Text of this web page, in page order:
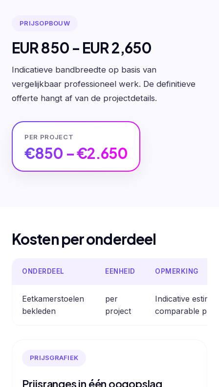
PRIJSOPBOUW
EUR 850 - EUR 2,650
Indicatieve bandbreedte op basis van
vergelijkbaar professioneel werk. De definitieve
offerte hangt af van de projectdetails.
PER PROJECT
€850 – €2.650
Kosten per onderdeel
ONDERDEEL EENHEID OPMERKING
Eetkamerstoelen
bekleden
per
project
Indicative
comparable
PRIJSGRAFIEK
Prijsranges in één oogopslag